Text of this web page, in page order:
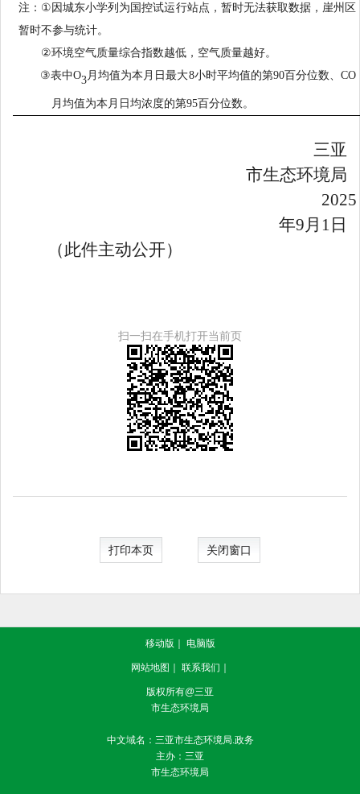
注： ①因城东小学列为国控试运行站点，暂时无法获取数据，崖州区
暂时不参与统计。
②环境空气质量综合指数越低，空气质量越好。
③表中O3 月均值为本月日最大8小时平均值的第90百分位数、 CO
月均值为本月日均浓度的第95百分位数。
三亚
市生态环境局
2025
年9 月 1 日
（此件主动公开）
扫一扫在手机打开当前页
打印本页 关闭窗口
移动版 ｜ 电脑版
网站地图 ｜ 联系我们 ｜
版权所有@三亚
市生态环境局
中文域名：三亚市生态环境局.政务
主办：三亚
市生态环境局